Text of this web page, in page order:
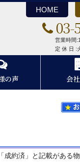
HOME
ム住宅販売株式会社
03-
営業時間
定 休 日 :
の声 会
約済」と記載がある